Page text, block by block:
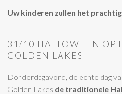
Uw kinderen zullen het
31/10 HALLOWEEN
GOLDEN LAKES
Donderdagavond, de echte dag
Golden Lakes de traditionele